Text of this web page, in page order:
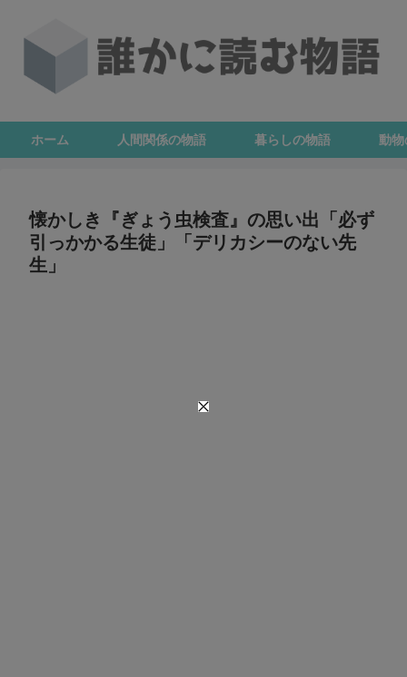
ホーム 人間関係の物語 暮らしの物語 動
懐かしき『ぎょう虫検査』の思い出「必ず
引っかかる生徒」「デリカシーのない先
生」